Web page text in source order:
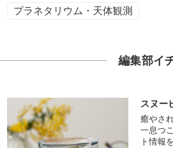
プラネタリウム・天体観測
編集部イ
スヌー
癒やさ
一息つ
ト情報